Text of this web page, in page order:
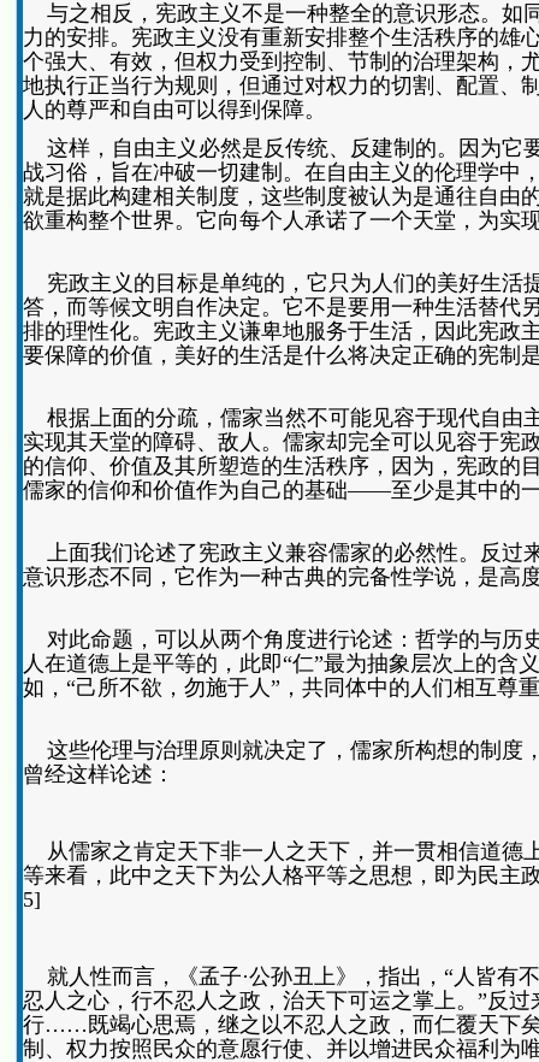
与之相反，宪政主义不是一种整全的意识形态。如
力的安排。宪政主义没有重新安排整个生活秩序的雄
个强大、有效，但权力受到控制、节制的治理架构，
地执行正当行为规则，但通过对权力的切割、配置、
人的尊严和自由可以得到保障。
这样，自由主义必然是反传统、反建制的。因为它
战习俗，旨在冲破一切建制。在自由主义的伦理学中
就是据此构建相关制度，这些制度被认为是通往自由
欲重构整个世界。它向每个人承诺了一个天堂，为实
宪政主义的目标是单纯的，它只为人们的美好生活
答，而等候文明自作决定。它不是要用一种生活替代
排的理性化。宪政主义谦卑地服务于生活，因此宪政
要保障的价值，美好的生活是什么将决定正确的宪制
根据上面的分疏，儒家当然不可能见容于现代自
实现其天堂的障碍、敌人。儒家却完全可以见容于宪
的信仰、价值及其所塑造的生活秩序，因为，宪政的
儒家的信仰和价值作为自己的基础——至少是其中的
上面我们论述了宪政主义兼容儒家的必然性。反过
意识形态不同，它作为一种古典的完备性学说，是高
对此命题，可以从两个角度进行论述：哲学的与历
人在道德上是平等的，此即“仁”最为抽象层次上的含
如，“己所不欲，勿施于人”，共同体中的人们相互尊
这些伦理与治理原则就决定了，儒家所构想的制度
曾经这样论述：
从儒家之肯定天下非一人之天下，并一贯相信道德
等来看，此中之天下为公人格平等之思想，即为民主
5]
就人性而言，《孟子·公孙丑上》，指出，“人皆
忍人之心，行不忍人之政，治天下可运之掌上。”反
行……既竭心思焉，继之以不忍人之政，而仁覆天下
制、权力按照民众的意愿行使、并以增进民众福利为